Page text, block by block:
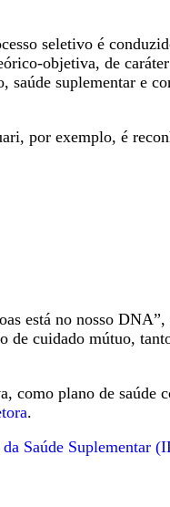
seletivo é
objetiva, de
suplementar e
por exemplo, é
está no nosso
cuidado mútuo,
como plano de saúde
.
Saúde Suplementar